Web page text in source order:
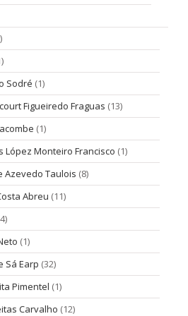
Sodré (1)
Figueiredo Fraguas (13)
(1)
López Monteiro Francisco (1)
Azevedo Taulois (8)
Abreu (11)
(1)
Sá Earp (32)
Pimentel (1)
Carvalho (12)